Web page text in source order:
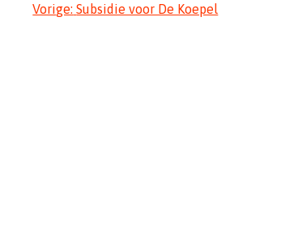
Bericht
Vorige: Subsidie voor De Koepel